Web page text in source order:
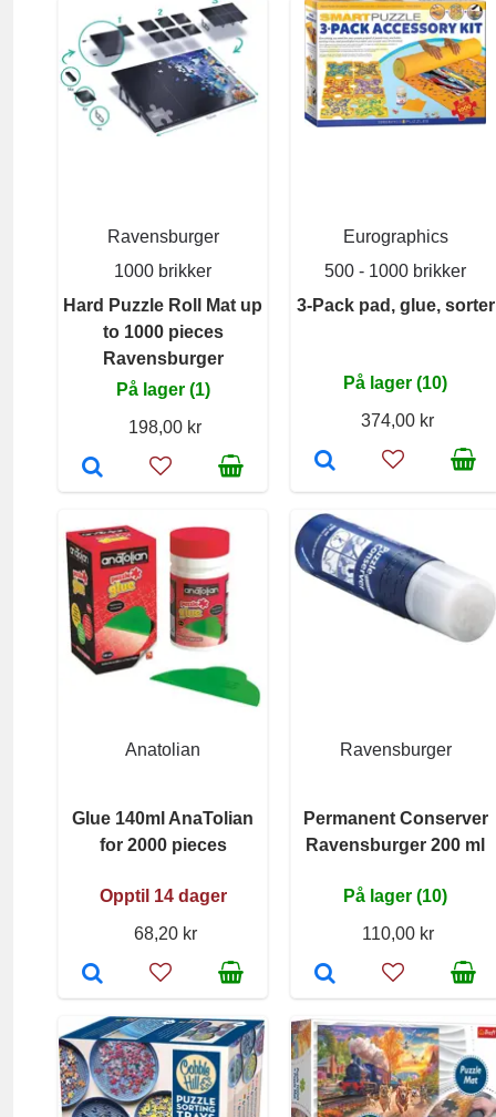
Ravensburger
1000 brikker
Hard Puzzle Roll Mat up
to 1000 pieces
Ravensburger
På lager (1)
198,00 kr
Eurographics
500 - 1000 brikker
3-Pack pad, glue, sorter
På lager (10)
374,00 kr
Anatolian
Glue 140ml AnaTolian
for 2000 pieces
Opptil 14 dager
68,20 kr
Ravensburger
Permanent Conserver
Ravensburger 200 ml
På lager (10)
110,00 kr